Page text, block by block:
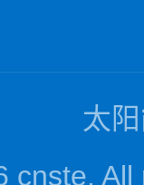
太
All